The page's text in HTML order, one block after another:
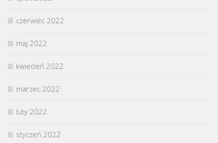
czerwiec 2022
maj 2022
kwiecień 2022
marzec 2022
luty 2022
styczeń 2022